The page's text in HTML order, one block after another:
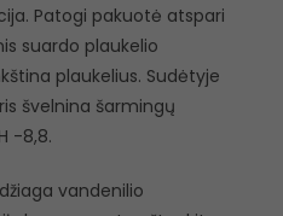
Patogi pakuotė atspari
suardo plaukelio
plaukelius. Sudėtyje
švelnina šarmingų
-8,8.
vandenilio